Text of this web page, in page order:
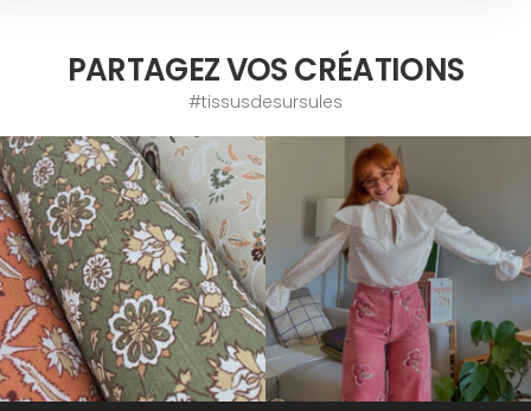
PARTAGEZ VOS CRÉATIONS
#tissusdesursules